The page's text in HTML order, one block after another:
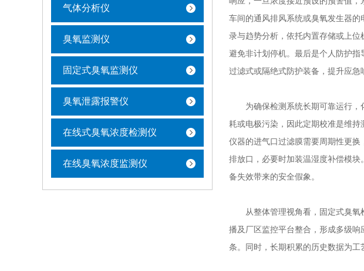
气体分析仪
臭氧监测仪
固定式臭氧监测仪
臭氧泄露报警仪
在线式臭氧浓度检测仪
在线臭氧浓度监测仪
车间的通风排风系统或臭氧发生器
录与趋势分析，依托内置存储或上
避免非计划停机。最后是个人防护指
过滤式或隔绝式防护装备，提升应急
为确保检测系统长期可靠运行，
耗或电极污染，因此定期校准是维
仪器的进气口过滤膜需要周期性更
排放口，必要时加装温湿度补偿模
备失效带来的安全假象。
从整体管理视角看，固定式臭氧
播及厂区监控平台整合，形成多级
条。同时，长期积累的历史数据为工